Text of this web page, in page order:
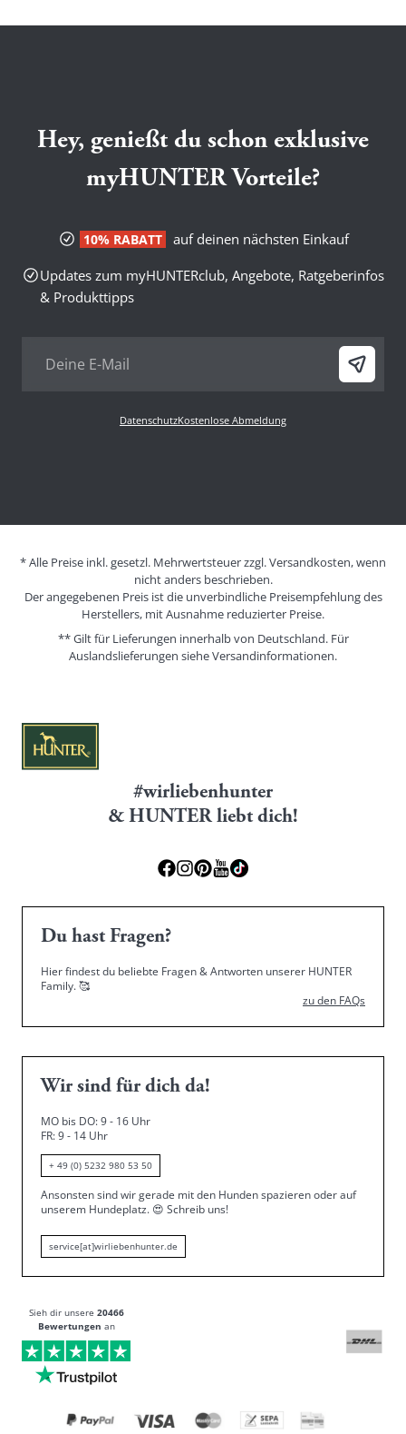
Hey, genießt du schon exklusive
myHUNTER Vorteile?
10% RABATT
auf deinen nächsten Einkauf
Updates zum myHUNTERclub, Angebote, Ratgeberinfos
& Produkttipps
DatenschutzKostenlose Abmeldung
* Alle Preise inkl. gesetzl. Mehrwertsteuer zzgl. Versandkosten, wenn
nicht anders beschrieben.
Der angegebenen Preis ist die unverbindliche Preisempfehlung des
Herstellers, mit Ausnahme reduzierter Preise.
** Gilt für Lieferungen innerhalb von Deutschland. Für
Auslandslieferungen sieheVersandinformationen.
#wirliebenhunter
& HUNTER liebt dich!
Du hast Fragen?
Hier findest du beliebte Fragen & Antworten unserer HUNTER
Family.🥰
zu den FAQs
Wir sind für dich da!
MO bis DO: 9 - 16 Uhr
FR: 9 - 14 Uhr
+ 49 (0) 5232 980 53 50
Ansonsten sind wir gerade mit den Hunden spazieren oder auf
unserem Hundeplatz. 😍 Schreib uns!
service[at]wirliebenhunter.de
Sieh dir unsere 20466
Bewertungen an